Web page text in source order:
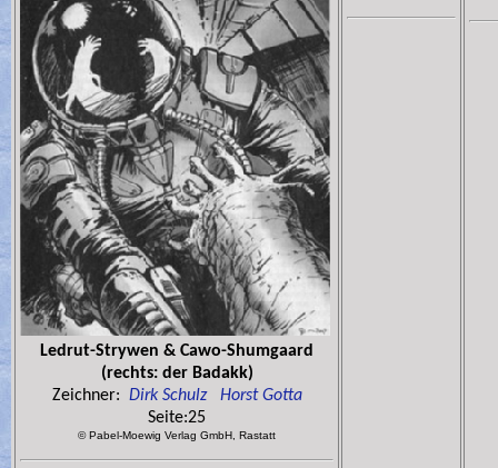
Ledrut-Strywen & Cawo-Shumgaard
(rechts: der Badakk)
Zeichner: Dirk Schulz
Horst Gotta
Seite:25
© Pabel-Moewig Verlag GmbH, Rastatt